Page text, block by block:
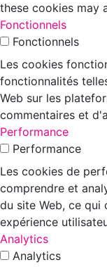
these cookies may
Fonctionnels
Fonctionnels
Les cookies
fonctionnalités
Web sur les
commentaires et
Performance
Performance
Les cookies de
comprendre et
du site Web, ce qui
expérience
Analytics
Analytics